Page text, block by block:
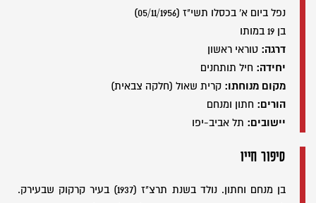
נפל ביום א' בכסלו תשי"ז (05/11/1956)
בן 19 במותו
דרגה: טוראי ראשון
יחידה: חיל תותחנים
מקום מנוחתו: קרית שאול (חלקה צבאית)
הורים: חתון ומנחם
יישובים: תל אביב-יפו
סיפור חייו
בן מנחם וחתון. נולד בשנת תרצ"ז (1937) בעיר קרקוק שבעירק.